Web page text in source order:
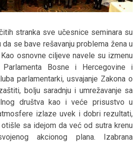
stranka sve učesnice seminara su
se bave rešavanju problema žena u
osnovne ciljeve navele su izmenu
Bosne i Hercegovine i
parlamentarki, usvajanje Zakona o
bolju saradnju i umrežavanje sa
društva kao i veće prisustvo u
izlaze uvek i dobri rezultati,
sa idejom da već od sutra krenu
akcionog plana. Izabrana